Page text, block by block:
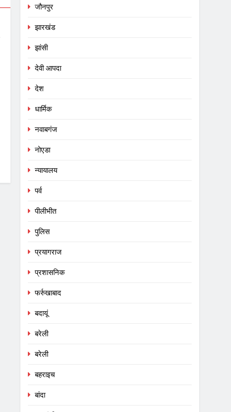
जौनपुर
झारखंड
झांसी
देवी आपदा
देश
धार्मिक
नवाबगंज
नोएडा
न्यायालय
पर्व
पीलीभीत
पुलिस
प्रयागराज
प्रशासनिक
फर्रुखाबाद
बदायूं
बरेली
बरेली
बहराइच
बांदा